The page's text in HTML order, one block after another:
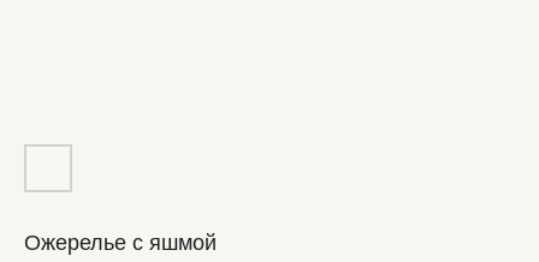
Ожерелье с яшмой